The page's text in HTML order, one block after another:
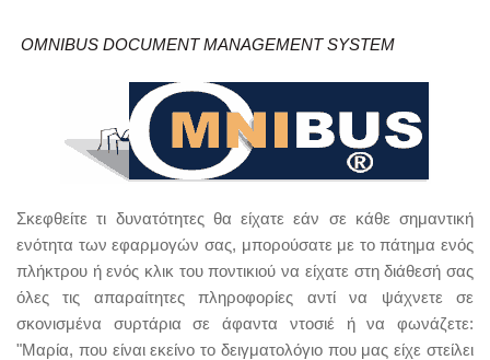
OMNIBUS DOCUMENT MANAGEMENT SYSTEM
Σκεφθείτε τι δυνατότητες θα είχατε εάν σε κάθε σημαντική
ενότητα των εφαρμογών σας, μπορούσατε με το πάτημα ενός
πλήκτρου ή ενός κλικ του ποντικιού να είχατε στη διάθεσή σας
όλες τις απαραίτητες πληροφορίες αντί να ψάχνετε σε
σκονισμένα συρτάρια σε άφαντα ντοσιέ ή να φωνάζετε:
"Μαρία, που είναι εκείνο το δειγματολόγιο που μας είχε στείλει